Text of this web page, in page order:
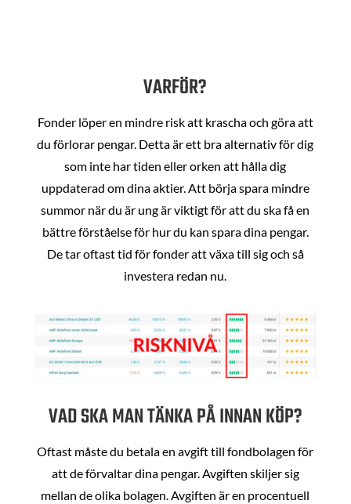
VARFÖR?
Fonder löper en mindre risk att krascha och göra att
du förlorar pengar. Detta är ett bra alternativ för dig
som inte har tiden eller orken att hålla dig
uppdaterad om dina aktier. Att börja spara mindre
summor när du är ung är viktigt för att du ska få en
bättre förståelse för hur du kan spara dina pengar.
De tar oftast tid för fonder att växa till sig och så
investera redan nu.
VAD SKA MAN TÄNKA PÅ INNAN KÖP?
Oftast måste du betala en avgift till fondbolagen för
att de förvaltar dina pengar. Avgiften skiljer sig
mellan de olika bolagen. Avgiften är en procentuell